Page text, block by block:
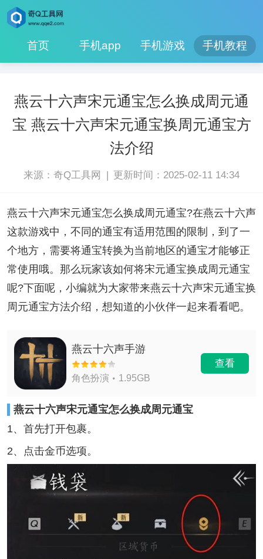
首页 手机app 手机游戏 手机教程
燕云十六声宋元通宝怎么换成周元通
宝 燕云十六声宋元通宝换周元通宝方
法介绍
来源：奇Q工具网 | 更新时间：2025-02-11 14:34
燕云十六声宋元通宝怎么换成周元通宝?在燕云十六声
这款游戏中，不同的通宝有适用范围的限制，到了一
个地方，需要将通宝转换为当前地区的通宝才能够正
常使用哦。那么玩家该如何将宋元通宝换成周元通宝
呢?下面呢，小编就为大家带来燕云十六声宋元通宝换
周元通宝方法介绍，想知道的小伙伴一起来看看吧。
燕云十六声手游
角色扮演 1.95GB
查看
燕云十六声宋元通宝怎么换成周元通宝
1、首先打开包裹。
2、点击金币选项。